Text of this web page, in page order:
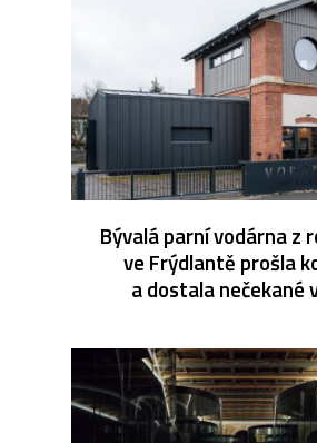
Bývalá parní vodárna z
ve Frýdlantě prošla
a dostala nečekané